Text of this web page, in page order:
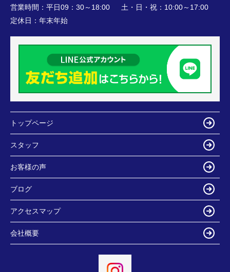
営業時間： 平日09：30～18:00 土・日・祝：10:00～17:00
定休日： 年末年始
トップページ
スタッフ
お客様の声
ブログ
アクセスマップ
会社概要